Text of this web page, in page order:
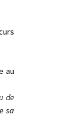
au
de
sa